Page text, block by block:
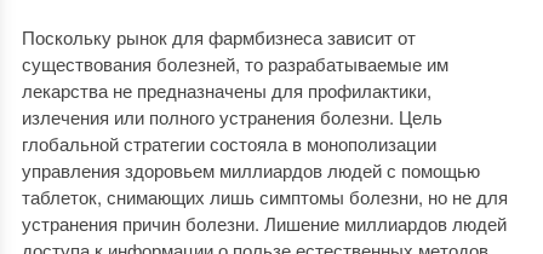
Поскольку рынок для фармбизнеса зависит от
существования болезней, то разрабатываемые им
лекарства не предназначены для профилактики,
излечения или полного устранения болезни. Цель
глобальной стратегии состояла в монополизации
управления здоровьем миллиардов людей с помощью
таблеток, снимающих лишь симптомы болезни, но не для
устранения причин болезни. Лишение миллиардов людей